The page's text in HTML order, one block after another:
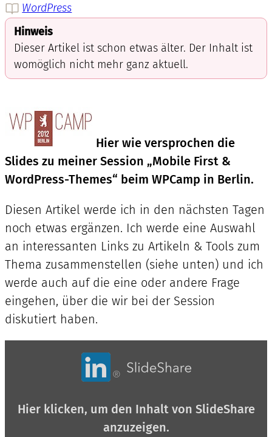
WordPress
Hinweis
Dieser Artikel ist schon etwas älter. Der Inhalt ist
womöglich nicht mehr ganz aktuell.
Hier wie versprochen die
Slides zu meiner Session „Mobile First &
WordPress-Themes“ beim WPCamp in Berlin.
Diesen Artikel werde ich in den nächsten Tagen
noch etwas ergänzen. Ich werde eine Auswahl
an interessanten Links zu Artikeln & Tools zum
Thema zusammenstellen (siehe unten) und ich
werde auch auf die eine oder andere Frage
eingehen, über die wir bei der Session
diskutiert haben.
Hier klicken, um den Inhalt von SlideShare
anzuzeigen.